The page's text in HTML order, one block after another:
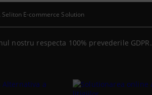
E-commerce Solution
nostru respecta 100% prevederile GDPR.